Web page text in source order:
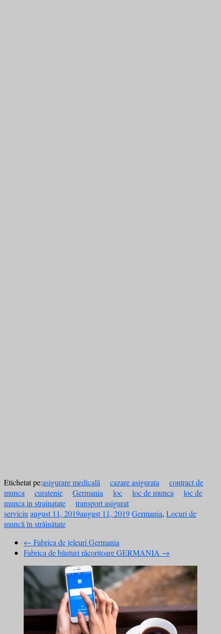
Etichetat pe:asigurare medicală cazare asigurata
contract de
munca
curatenie Germania loc loc de munca
loc de
munca in strainatate
transport asigurat
serviciu august 11, 2019august 11, 2019Germania, Locuri de
muncă în străinătate
← Fabrica de jeleuri Germania
Fabrica de băuturi răcoritoare GERMANIA →